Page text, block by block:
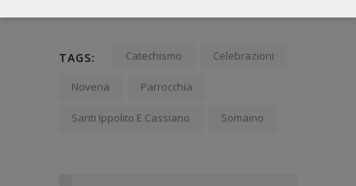
TAGS: Catechismo Celebrazioni
Novena Parrocchia
Santi Ippolito E Cassiano Somaino